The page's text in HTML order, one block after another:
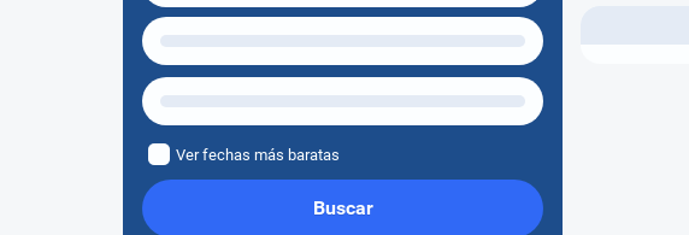
Ver fechas más baratas
Buscar